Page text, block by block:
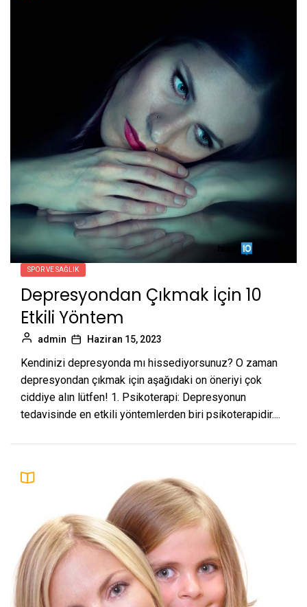
SPOR VE SAĞLIK
Depresyondan Çıkmak İçin 10
Etkili Yöntem
admin Haziran 15, 2023
Kendinizi depresyonda mı hissediyorsunuz? O zaman
depresyondan çıkmak için aşağıdaki on öneriyi çok
ciddiye alın lütfen! 1. Psikoterapi: Depresyonun
tedavisinde en etkili yöntemlerden biri psikoterapidir....